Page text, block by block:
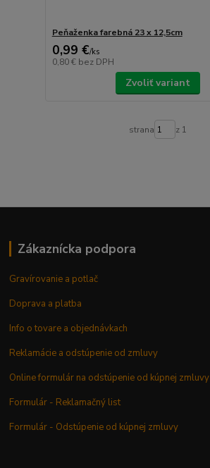
Peňaženka farebná 23 x 12,5cm
0,99 €/ks
0,80 € bez DPH
Zvoliť variant
strana z 1
Zákaznícka podpora
Gravírovanie a potlač
Doprava a platba
Info o tovare a objednávkach
Reklamácie a odstúpenie od zmluvy
Online formulár na odstúpenie od kúpnej zmluvy
Formulár - Reklamačný list
Formulár - Odstúpenie od kúpnej zmluvy